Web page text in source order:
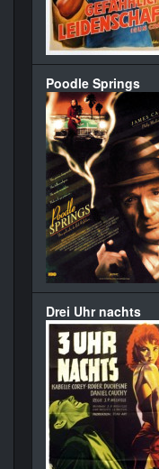
Poodle Springs
Drei Uhr nachts